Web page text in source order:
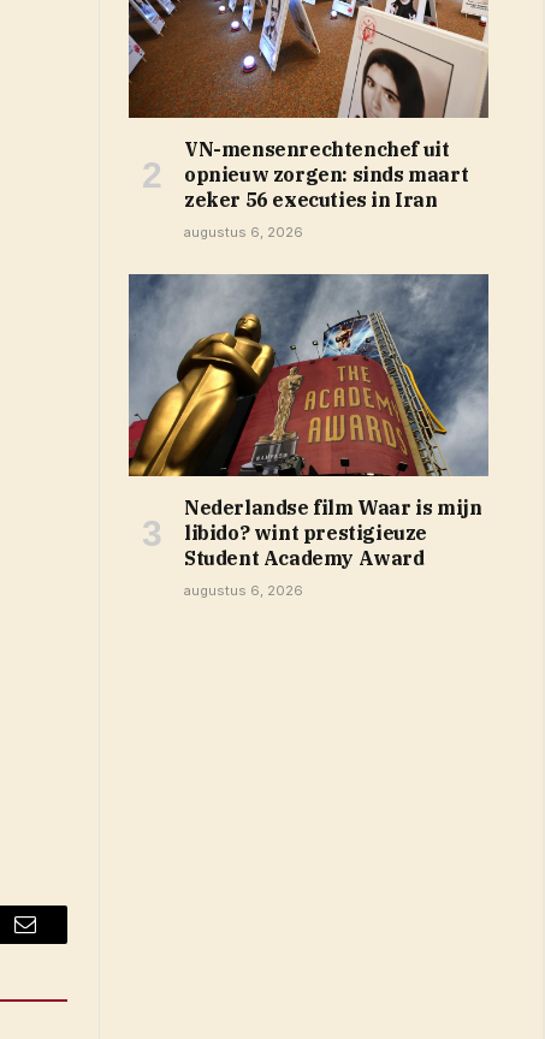
Email
VN-mensenrechtenchef uit
opnieuw zorgen: sinds maart
zeker 56 executies in Iran
augustus 6, 2026
Nederlandse film Waar is mijn
libido? wint prestigieuze
Student Academy Award
augustus 6, 2026